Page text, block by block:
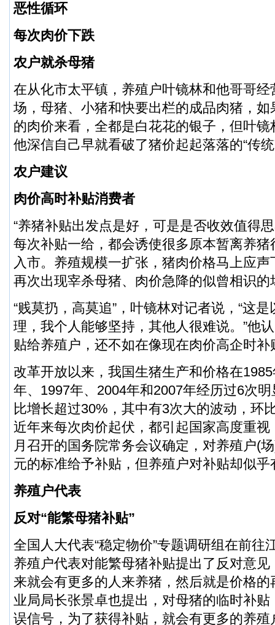
恶性循环
每次肉价下跌
农户就杀母猪
在从化市太平镇，养殖户叶镜林和他哥哥
场，母猪、小猪和快要出栏的成品肉猪，
的肉价来看，全都是白花花的银子，但叶
他深信自己早就看破了猪价起起落落的“传统
农户建议
肉价高时补贴消费者
“养猪补贴出发点是好，可是是否收效值得
每次补贴一给，都会诱使很多原本暂离养
入市。养殖规模一扩张，猪肉价格马上应
再次出现宰杀母猪、肉价急降的似曾相识的
“贱莫扔，高莫追”，叶镜林对记者说，“这
理，我个人能够坚持，其他人很难说。”他
贴给养殖户，还不如在像现在肉价高企时补
改革开放以来，我国生猪生产和价格在
年、1997年、2004年和2007年经历过6次
比增长超过30%，其中有3次大的波动，环
近年来每次肉价起伏，都引起国家高度重
月召开的国务院常务会议确定，对养殖户(
元的标准给予补贴，但养殖户对补贴却似乎
养殖户代表
反对“能繁母猪补贴”
全国人大代表“稳定物价”专题调研组在前往
养殖户代表对能繁母猪补贴提出了反对意见
来就会有更多的人来养猪，然后就是价格的
业局局长张景卓也提出，对母猪的临时补
误信号，为了获得补贴，就会有更多的养